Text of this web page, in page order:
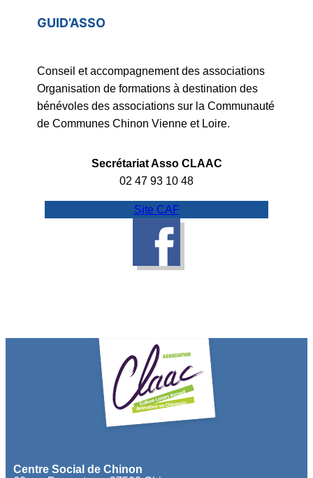
GUID’ASSO
Conseil et accompagnement des associations
Organisation de formations à destination des
bénévoles des associations sur la Communauté
de Communes Chinon Vienne et Loire.
Secrétariat Asso CLAAC
02 47 93 10 48
Site CAF
Centre Social de Chinon